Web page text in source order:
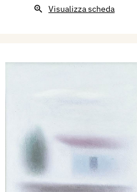
Visualizza scheda